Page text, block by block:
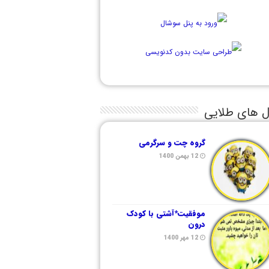
های طلایی
گروه چت و سرگرمی
12 بهمن 1400
موفقیت*آشتی با کودک
درون
12 مهر 1400